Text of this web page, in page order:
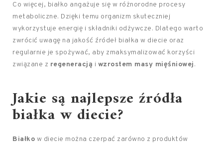
Co więcej, białko angażuje się w różnorodne procesy
metaboliczne. Dzięki temu organizm skuteczniej
wykorzystuje energię i składniki odżywcze. Dlatego warto
zwrócić uwagę na jakość źródeł białka w diecie oraz
regularnie je spożywać, aby zmaksymalizować korzyści
związane z regeneracją i wzrostem masy mięśniowej.
Jakie są najlepsze źródła
białka w diecie?
Białko w diecie można czerpać zarówno z produktów